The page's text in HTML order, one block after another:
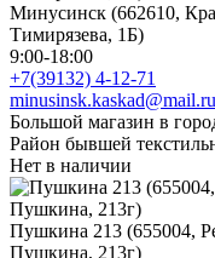
Минусинск (662610,
Тимирязева, 1Б)
9:00-18:00
+7(39132) 4-12-71
minusinsk.kaskad@mail.ru
Большой магазин в
Район бывшей
Нет в наличии
Пушкина 213 (655004,
Пушкина, 213г)